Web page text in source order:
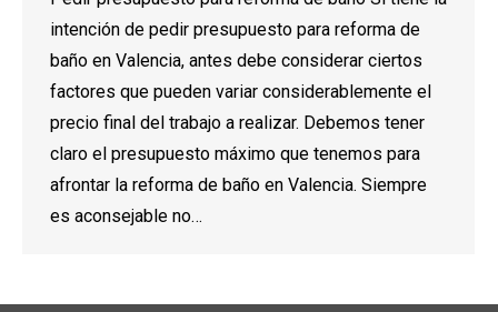
intención de pedir presupuesto para reforma de
baño en Valencia, antes debe considerar ciertos
factores que pueden variar considerablemente el
precio final del trabajo a realizar. Debemos tener
claro el presupuesto máximo que tenemos para
afrontar la reforma de baño en Valencia. Siempre
es aconsejable no…